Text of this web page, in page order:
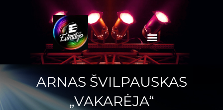
ARNAS ŠVILPAUSKAS
„VAKARĖJA“